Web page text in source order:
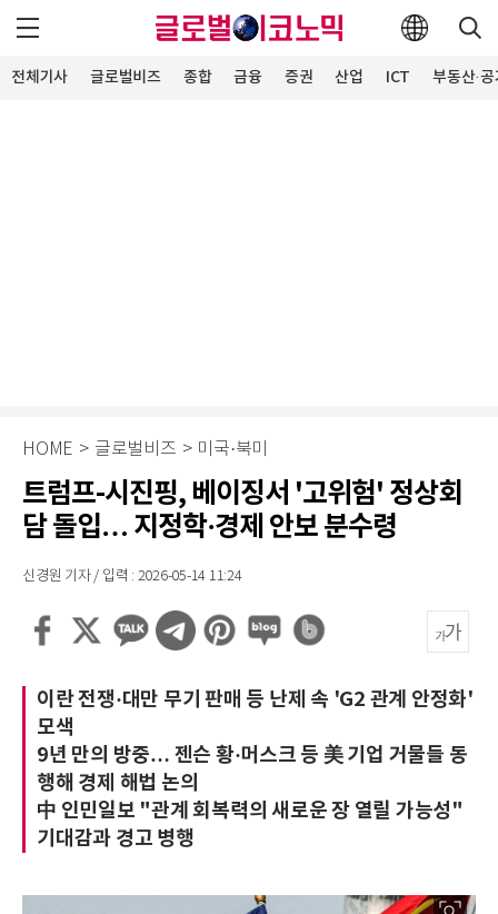
전체기사 글로벌비즈 종합 금융 증권 산업 ICT 부동산·
HOME > 글로벌비즈 > 미국·북미
트럼프-시진핑, 베이징서 '고위험' 정상회
담 돌입… 지정학·경제 안보 분수령
신경원 기자 / 입력 : 2026-05-14 11:24
이란 전쟁·대만 무기 판매 등 난제 속 'G2 관계 안정화'
모색
9년 만의 방중… 젠슨 황·머스크 등 美 기업 거물들 동
행해 경제 해법 논의
中 인민일보 "관계 회복력의 새로운 장 열릴 가능성"
기대감과 경고 병행